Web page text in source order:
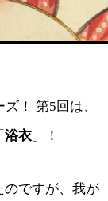
！ 第5回は、
浴衣 」！
のですが、我が